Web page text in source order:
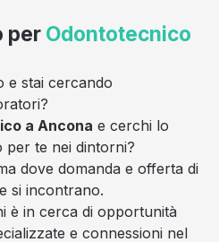
per Odontotecnico
e stai cercando
a Ancona e cerchi lo
per te nei dintorni?
dove domanda e offerta di
si incontrano.
è in cerca di opportunità
e connessioni nel